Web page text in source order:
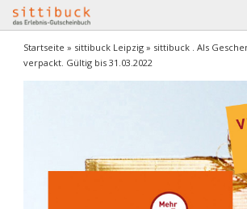
Startseite » sittibuck Leipzig » sittibuck . Als
verpackt. Gültig bis 31.03.2022